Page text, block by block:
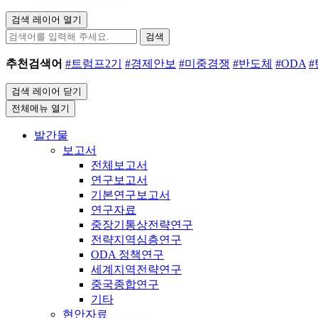
검색 레이어 열기
검색
추천검색어 #트럼프2기 #경제안보 #미중경쟁 #반도체 #ODA #
검색 레이어 닫기
전체메뉴 열기
발간물
보고서
전체보고서
연구보고서
기본연구보고서
연구자료
중장기통상전략연구
전략지역심층연구
ODA 정책연구
세계지역전략연구
중국종합연구
기타
현안자료